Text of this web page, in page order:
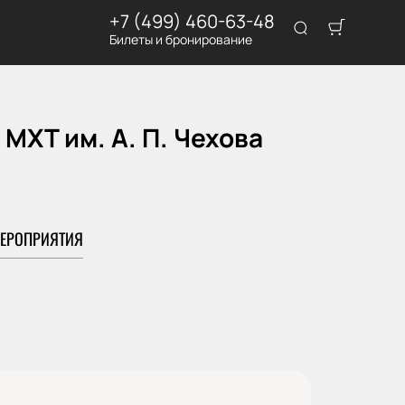
+7 (499) 460-63-48
Билеты и бронирование
МХТ им. А. П. Чехова